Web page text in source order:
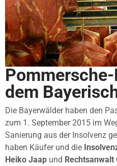
dem
Die Bayerwälder haben den
zum 1. September 2015 im
Sanierung aus der Insolvenz
haben Käufer und die
Heiko Jaap und